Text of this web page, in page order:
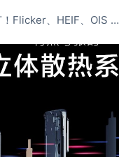
Flicker、HEIF、OIS …